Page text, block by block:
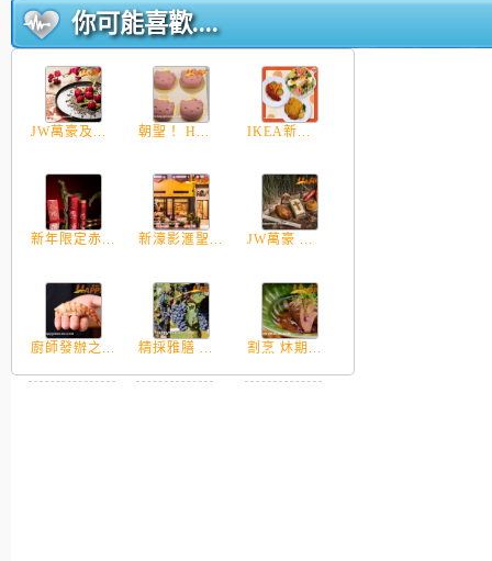
你可能喜歡....
JW萬豪及... 朝聖！ H... IKEA新...
新年限定赤... 新濠影滙聖... JW萬豪 ...
廚師發辦之... 精採雅膳 ... 割烹 炑期...